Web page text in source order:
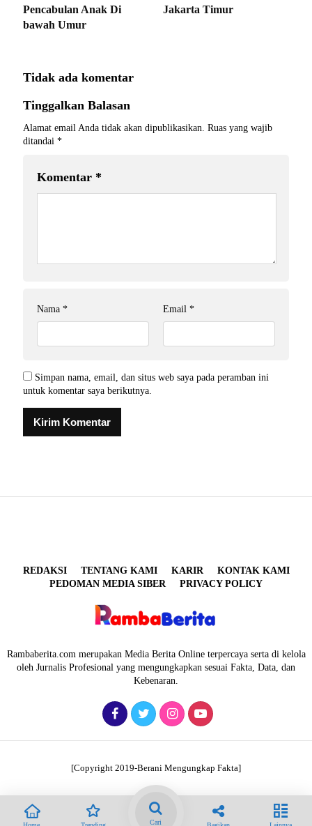
Pencabulan Anak Di
bawah Umur
Jakarta Timur
Tidak ada komentar
Tinggalkan Balasan
Alamat email Anda tidak akan dipublikasikan. Ruas yang wajib
ditandai *
Komentar *
Nama * Email *
Simpan nama, email, dan situs web saya pada peramban ini
untuk komentar saya berikutnya.
REDAKSI TENTANG KAMI KARIR
KONTAK KAMI
PEDOMAN MEDIA SIBER
PRIVACY POLICY
Rambaberita.com merupakan Media Berita Online terpercaya serta di kelola
oleh Jurnalis Profesional yang mengungkapkan sesuai Fakta, Data, dan
Kebenaran.
[Copyright 2019-Berani Mengungkap Fakta]
Cari